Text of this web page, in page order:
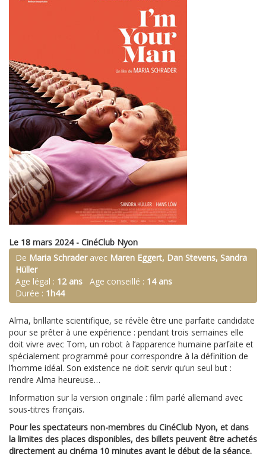
Le 18 mars 2024 - CinéClub Nyon
De Maria Schraderavec Maren Eggert, Dan Stevens, Sandra
Hüller
Age légal : 12 ans Age conseillé : 14 ans
Durée : 1h44
Alma, brillante scientifique, se révèle être une parfaite candidate
pour se prêter à une expérience : pendant trois semaines elle
doit vivre avec Tom, un robot à l’apparence humaine parfaite et
spécialement programmé pour correspondre à la définition de
l’homme idéal. Son existence ne doit servir qu’un seul but :
rendre Alma heureuse…
Information sur la version originale : film parlé allemand avec
sous-titres français.
Pour les spectateurs non-membres du CinéClub Nyon, et dans
la limites des places disponibles, des billets peuvent être achetés
directement au cinéma 10 minutes avant le début de la séance.